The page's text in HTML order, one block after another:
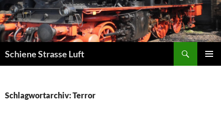
Zum
Inhalt
springen
Schiene Strasse Luft
Schlagwortarchiv: Terror